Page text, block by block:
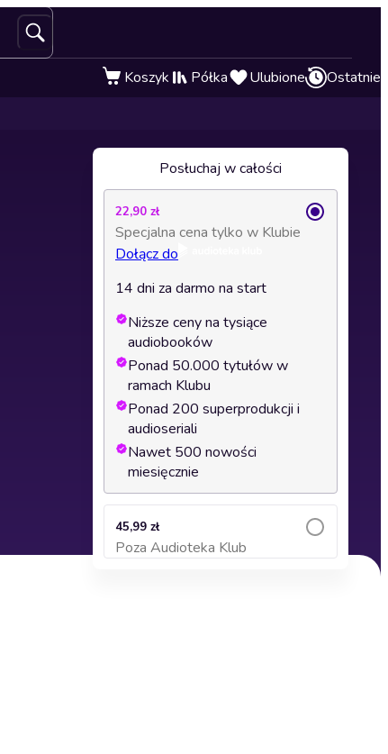
Koszyk Półka Ulubione Ostatnie
Posłuchaj w całości
22,90 zł
Specjalna cena tylko w Klubie
Dołącz do
14 dni za darmo na start
Niższe ceny na tysiące
audiobooków
Ponad 50.000 tytułów w
ramach Klubu
Ponad 200 superprodukcji i
audioseriali
Nawet 500 nowości
miesięcznie
45,99 zł
Poza Audioteka Klub
Dodaj do koszyka